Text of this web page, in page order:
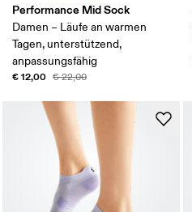
Performance Mid Sock
Damen – Läufe an warmen
Tagen, unterstützend,
anpassungsfähig
€ 12,00 € 22,00